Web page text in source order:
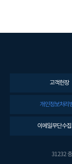
고객헌장
개인정보처리
이메일무단수
31232